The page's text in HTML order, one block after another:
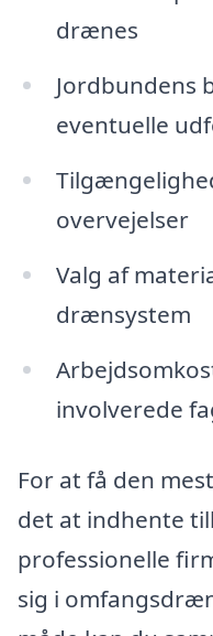
drænes
Jordbundens
eventuelle
overvejelser
Valg af
drænsystem
involverede
For at få den
det at indhente
professionelle
sig i